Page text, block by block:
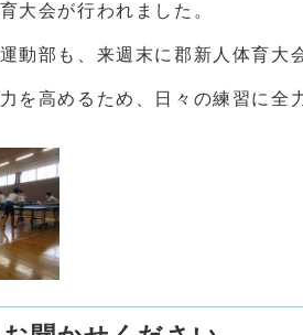
大会が行われました。
動部も、来週末に郡新人体育大
を高めるため、日々の練習に全